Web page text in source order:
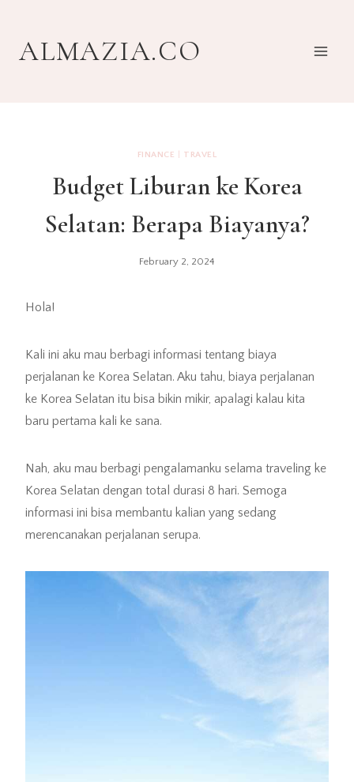
contentALMAZIA.CO
FINANCE TRAVEL
Budget Liburan ke Korea
Selatan: Berapa Biayanya?
February 2, 2024
Hola!
Kali ini aku mau berbagi informasi tentang biaya
perjalanan ke Korea Selatan. Aku tahu, biaya perjalanan
ke Korea Selatan itu bisa bikin mikir, apalagi kalau kita
baru pertama kali ke sana.
Nah, aku mau berbagi pengalamanku selama traveling ke
Korea Selatan dengan total durasi 8 hari. Semoga
informasi ini bisa membantu kalian yang sedang
merencanakan perjalanan serupa.